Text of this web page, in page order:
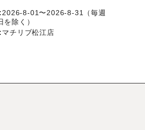
2026-8-01〜2026-8-31（毎週
を除く）
マチリブ松江店